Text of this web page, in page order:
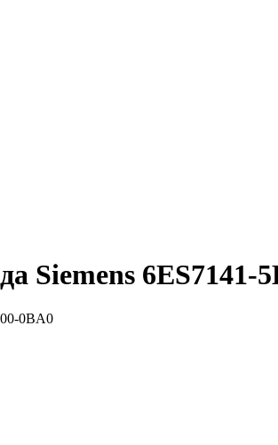
Siemens 6ES7141-